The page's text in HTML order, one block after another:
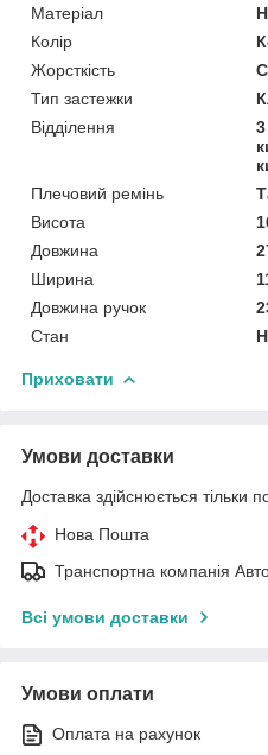
Матеріал
Колір
Жорсткість
Тип застежки
Відділення
Плечовий ремінь
Висота
Довжина
Ширина
Довжина ручок
Стан
Приховати
Умови доставки
Доставка здійснюється тільки
Нова Пошта
Транспортна компанія
Всі умови доставки
Умови оплати
Оплата на рахунок